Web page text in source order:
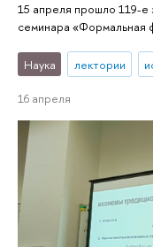
15 апреля прошло 119-е
семинара «Формальная
Наука лектории
16 апреля